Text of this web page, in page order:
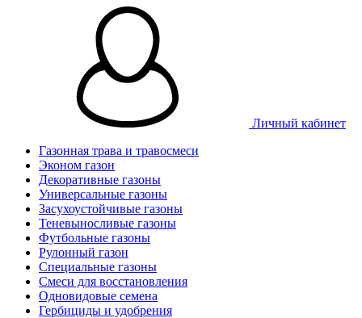
Личный кабинет
Газонная трава и травосмеси
Эконом газон
Декоративные газоны
Универсальные газоны
Засухоустойчивые газоны
Теневыносливые газоны
Футбольные газоны
Рулонный газон
Специальные газоны
Смеси для восстановления
Одновидовые семена
Гербициды и удобрения